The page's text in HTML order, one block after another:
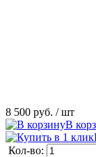
8 500 руб. / шт
В
Кол-во: